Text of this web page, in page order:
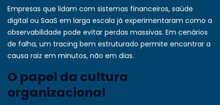
Empresas que lidam com sistemas financeiros, saúde
digital ou SaaS em larga escala já experimentaram como a
observabilidade pode evitar perdas massivas. Em cenários
de falha, um tracing bem estruturado permite encontrar a
causa raiz em minutos, não em dias.
O papel da cultura
organizacional